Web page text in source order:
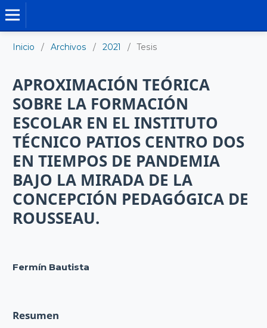
Inicio / Archivos / 2021 / Tesis
APROXIMACIÓN TEÓRICA
SOBRE LA FORMACIÓN
ESCOLAR EN EL INSTITUTO
TÉCNICO PATIOS CENTRO DOS
EN TIEMPOS DE PANDEMIA
BAJO LA MIRADA DE LA
CONCEPCIÓN PEDAGÓGICA DE
ROUSSEAU.
Fermín Bautista
Resumen